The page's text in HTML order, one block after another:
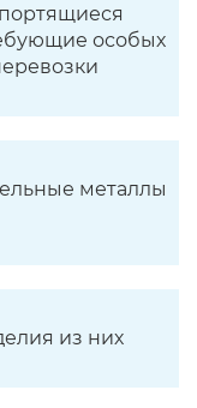
особых
металлы
из них